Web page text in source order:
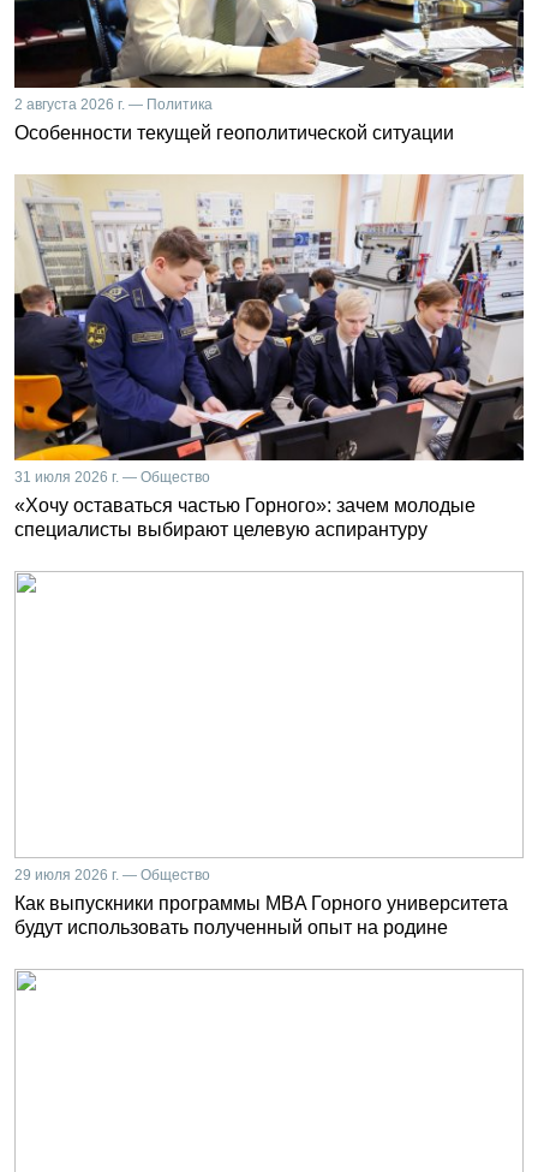
2 августа 2026 г. — Политика
Особенности текущей геополитической ситуации
31 июля 2026 г. — Общество
«Хочу оставаться частью Горного»: зачем молодые
специалисты выбирают целевую аспирантуру
29 июля 2026 г. — Общество
Как выпускники программы MBA Горного университета
будут использовать полученный опыт на родине